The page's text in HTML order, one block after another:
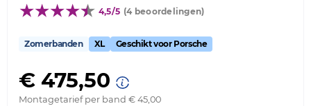
4,5/5 (4 beoordelingen)
Zomerbanden XL Geschikt voor Porsche
€ 475,50
Montagetarief per band € 45,00